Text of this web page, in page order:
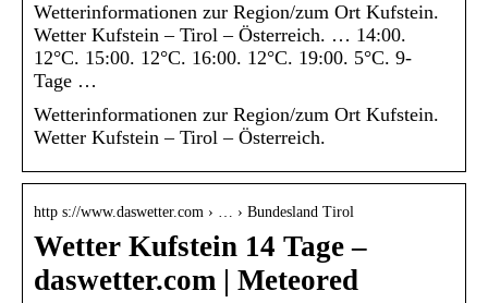
Wetterinformationen zur Region/zum Ort Kufstein.
Wetter Kufstein – Tirol – Österreich. … 14:00.
12°C. 15:00. 12°C. 16:00. 12°C. 19:00. 5°C. 9-
Tage …
Wetterinformationen zur Region/zum Ort Kufstein.
Wetter Kufstein – Tirol – Österreich.
http s://www.daswetter.com › … › Bundesland Tirol
Wetter Kufstein 14 Tage –
daswetter.com | Meteored